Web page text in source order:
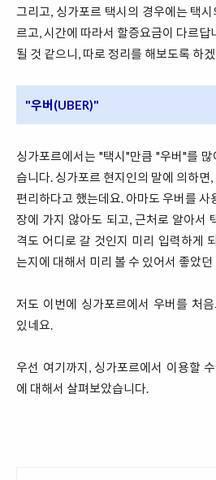
그리고, 싱가포르 택시의 경우에는 택
르고, 시간에 따라서 할증요금이 다르답
될 것 같으니, 따로 정리를 해보도록 하
"우버(UBER)"
싱가포르에서는 "택시"만큼 "우버"를
습니다. 싱가포르 현지인의 말에 의하면
편리하다고 했는데요. 아마도 우버를 사
장에 가지 않아도 되고, 근처로 알아서
격도 어디로 갈 것인지 미리 입력하게
는지에 대해서 미리 볼 수 있어서 좋았던
저도 이번에 싱가포르에서 우버를 처
있네요.
우선 여기까지, 싱가포르에서 이용할
에 대해서 살펴보았습니다.